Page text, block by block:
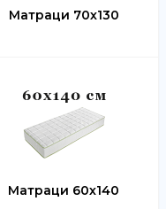
Матраци 70х130
Матраци 60х140